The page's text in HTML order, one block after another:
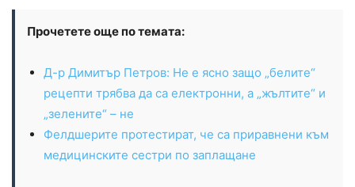
Прочетете още по темата:
Д-р Димитър Петров: Не е ясно защо „белите“
рецепти трябва да са електронни, а „жълтите“ и
„зелените“ – не
Фелдшерите протестират, че са приравнени към
медицинските сестри по заплащане